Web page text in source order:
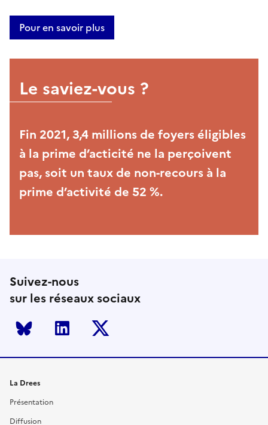
Pour en savoir plus
Le saviez-vous ?
Fin 2021, 3,4 millions de foyers éligibles
à la prime d’acticité ne la perçoivent
pas, soit un taux de non-recours à la
prime d’activité de 52 %.
Suivez-nous
sur les réseaux sociaux
Bluesky LinkedIn
La Drees
Présentation
Diffusion